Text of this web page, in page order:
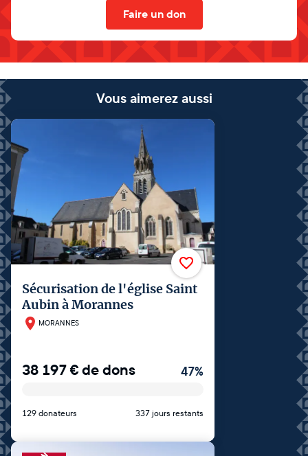
Faire un don
Vous aimerez aussi
Sécurisation de l'église Saint
Aubin à Morannes
MORANNES
38 197€de dons 47%
129 donateurs 337 jours restants